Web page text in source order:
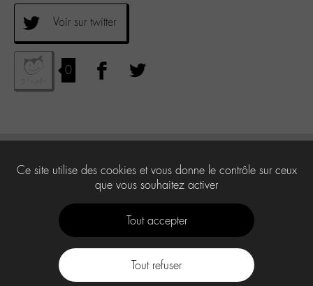
Voir sur twitter
0
Ce site utilise des cookies et vous donne le contrôle sur ceux
que vous souhaitez activer
Tout accepter
Tout refuser